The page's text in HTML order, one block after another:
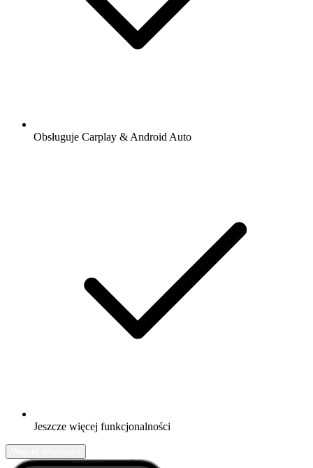
Obsługuje Carplay & Android Auto
Jeszcze więcej funkcjonalności